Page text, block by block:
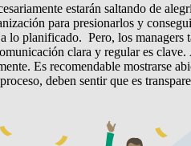
estarán saltando de
para presionarlos y
lo planificado. Pero, los managers
clara y regular es
Es recomendable mostrarse
deben sentir que es